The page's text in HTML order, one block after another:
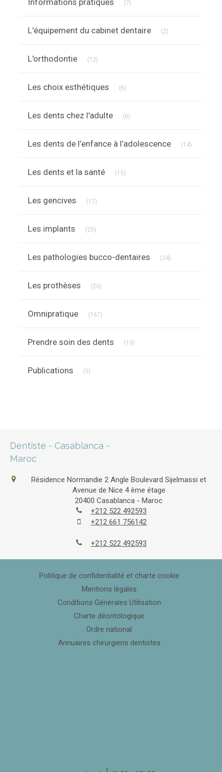
(7)
L'équipement du cabinet dentaire (2)
L'orthodontie (12)
Les choix esthétiques (6)
Les dents chez l'adulte (6)
Les dents de l’enfance à l’adolescence (14)
Les dents et la santé (15)
Les gencives (17)
Les implants (25)
Les pathologies bucco-dentaires (24)
Les prothèses (20)
Omnipratique (167)
Prendre soin des dents (19)
Publications (3)
Dentiste - Casablanca -
Maroc
Résidence Normandie 2 Angle Boulevard Sijelmassi et
Avenue de Nice 4 ème étage
20400 Casablanca - Maroc
+212 522 492593
+212 661 756142
+212 522 492593
Politique de confidentialité et charte cookie
Mentions légales
Conditions Générales Utilisation
Charte déontologique
Ordre national
Annuaires chirurgiens dentistes